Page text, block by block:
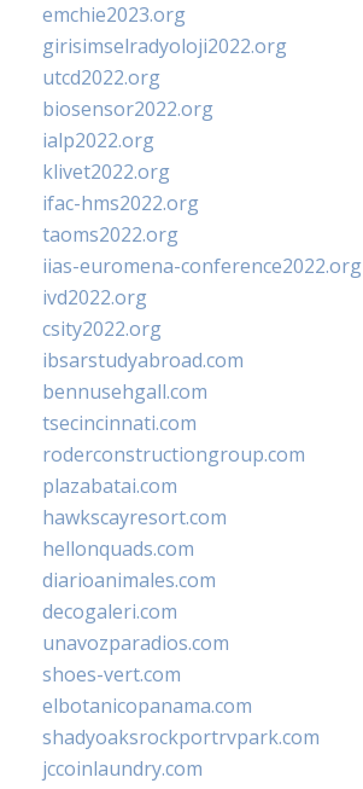
emchie2023.org
girisimselradyoloji2022.org
utcd2022.org
biosensor2022.org
ialp2022.org
klivet2022.org
ifac-hms2022.org
taoms2022.org
iias-euromena-conference2022.org
ivd2022.org
csity2022.org
ibsarstudyabroad.com
bennusehgall.com
tsecincinnati.com
roderconstructiongroup.com
plazabatai.com
hawkscayresort.com
hellonquads.com
diarioanimales.com
decogaleri.com
unavozparadios.com
shoes-vert.com
elbotanicopanama.com
shadyoaksrockportrvpark.com
jccoinlaundry.com